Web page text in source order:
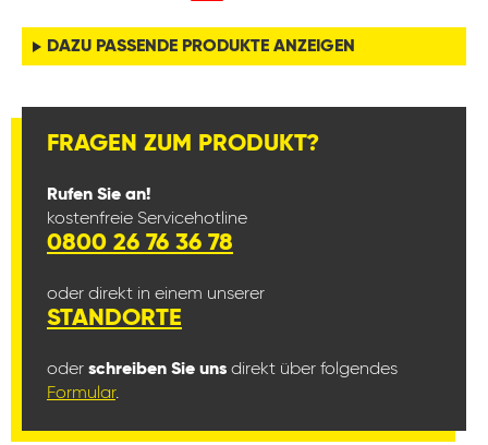
DAZU PASSENDE PRODUKTE ANZEIGEN
FRAGEN ZUM PRODUKT?
Rufen Sie an!
kostenfreie Servicehotline
0800 26 76 36 78
oder direkt in einem unserer
STANDORTE
oder schreiben Sie uns direkt über folgendes
Formular.